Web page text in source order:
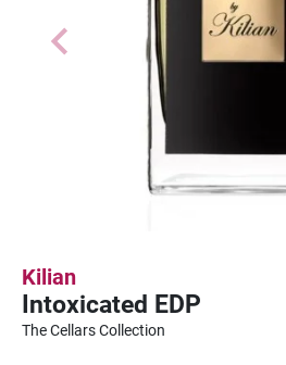
Kilian
Intoxicated EDP
The Cellars Collection